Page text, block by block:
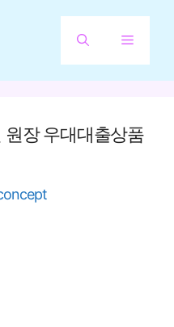
메
장 우대대출상품